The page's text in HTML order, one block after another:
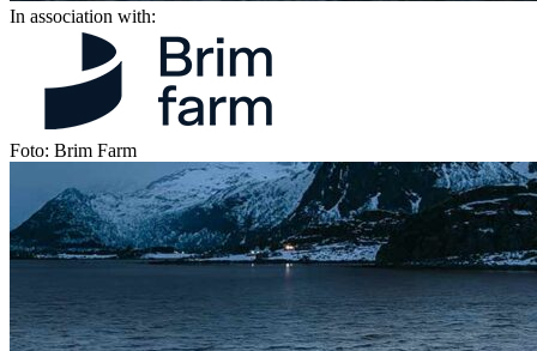
In association with:
Foto: Brim Farm